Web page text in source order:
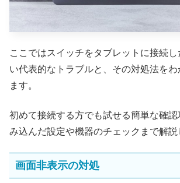
ここではスイッチをタブレットに接続
い代表的なトラブルと、その対処法を
ます。
初めて接続する方でも試せる簡単な確
み込んだ設定や機器のチェックまで解説
画面非表示の対処